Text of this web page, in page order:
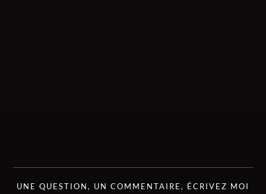
UNE QUESTION, UN COMMENTAIRE, ÉCRIVEZ MOI